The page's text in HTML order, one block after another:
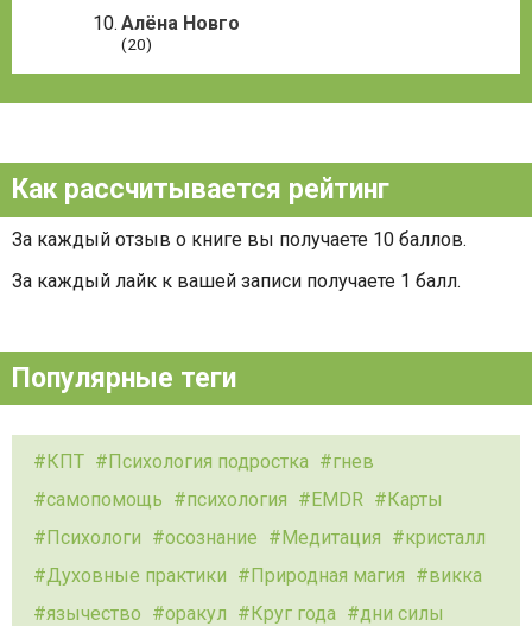
Алёна Новго
(20)
Как рассчитывается рейтинг
За каждый отзыв о книге вы получаете 10 баллов.
За каждый лайк к вашей записи получаете 1 балл.
Популярные теги
КПТ Психология подростка
гнев
самопомощь
психология EMDR
Карты
Психологи
осознание Медитация
кристалл
Духовные практики
Природная магия
викка
язычество
оракул Круг года
дни силы